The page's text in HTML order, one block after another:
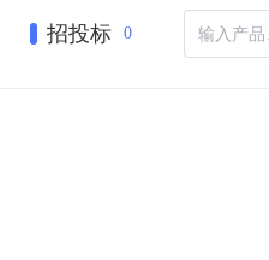
招投标 0